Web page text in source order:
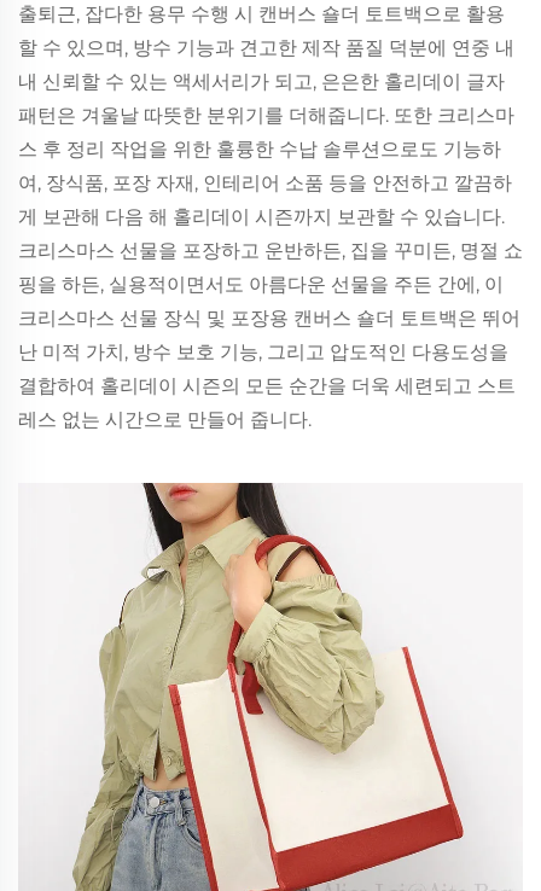
출퇴근, 잡다한 용무 수행 시 캔버스 숄더 토트백으로 활용
할 수 있으며, 방수 기능과 견고한 제작 품질 덕분에 연중 내
내 신뢰할 수 있는 액세서리가 되고, 은은한 홀리데이 글자
패턴은 겨울날 따뜻한 분위기를 더해줍니다. 또한 크리스마
스 후 정리 작업을 위한 훌륭한 수납 솔루션으로도 기능하
여, 장식품, 포장 자재, 인테리어 소품 등을 안전하고 깔끔하
게 보관해 다음 해 홀리데이 시즌까지 보관할 수 있습니다.
크리스마스 선물을 포장하고 운반하든, 집을 꾸미든, 명절 쇼
핑을 하든, 실용적이면서도 아름다운 선물을 주든 간에, 이
크리스마스 선물 장식 및 포장용 캔버스 숄더 토트백은 뛰어
난 미적 가치, 방수 보호 기능, 그리고 압도적인 다용도성을
결합하여 홀리데이 시즌의 모든 순간을 더욱 세련되고 스트
레스 없는 시간으로 만들어 줍니다.